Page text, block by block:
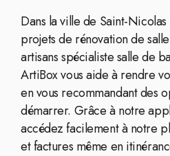
Dans la ville de Saint-
projets de rénovation de
artisans spécialiste salle de
ArtiBox vous aide à rendre
en vous recommandant des
démarrer. Grâce à notre
accédez facilement à notre
et factures même en